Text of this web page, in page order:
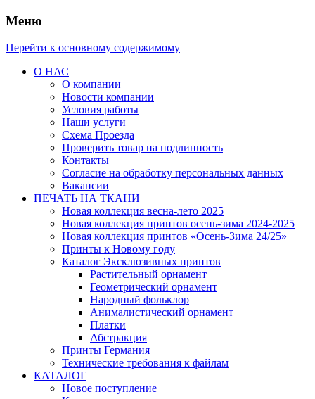
Меню
Перейти к основному содержимому
О НАС
О компании
Новости компании
Условия работы
Наши услуги
Схема Проезда
Проверить товар на подлинность
Контакты
Согласие на обработку персональных данных
Вакансии
ПЕЧАТЬ НА ТКАНИ
Новая коллекция весна-лето 2025
Новая коллекция принтов осень-зима 2024-2025
Новая коллекция принтов «Осень-Зима 24/25»
Принты к Новому году
Каталог Эксклюзивных принтов
Растительный орнамент
Геометрический орнамент
Народный фольклор
Анималистический орнамент
Платки
Абстракция
Принты Германия
Технические требования к файлам
КАТАЛОГ
Новое поступление